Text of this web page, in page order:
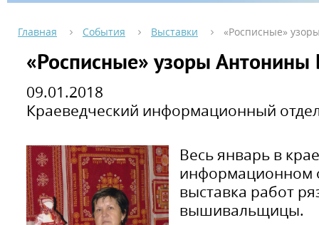
Главная События Выставки «Росписные»
«Росписные» узоры Антонины
09.01.2018
Краеведческий информационный
Весь январь в
информационном
выставка работ
вышивальщицы.